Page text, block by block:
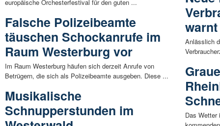
europäische Orchesterfestival für den guten ...
Falsche Polizeibeamte
täuschen Schockanrufe im
Raum Westerburg vor
Im Raum Westerburg häufen sich derzeit Anrufe von
Betrügern, die sich als Polizeibeamte ausgeben. Diese ...
Musikalische
Schnupperstunden im
warnt
Anlässlich
Das Wetter